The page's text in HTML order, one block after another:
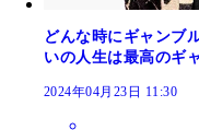
どんな時にギャンブ
いの人生は最高のギ
2024年04月23日 11:30